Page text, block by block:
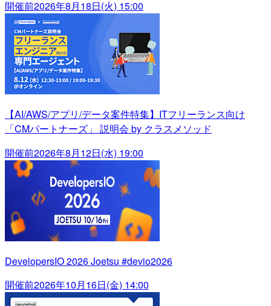
開催前2026年8月18日(火) 15:00
【AI/AWS/アプリ/データ案件特集】ITフリーランス向け
「CMパートナーズ」 説明会 by クラスメソッド
開催前2026年8月12日(水) 19:00
DevelopersIO 2026 Joetsu #devio2026
開催前2026年10月16日(金) 14:00